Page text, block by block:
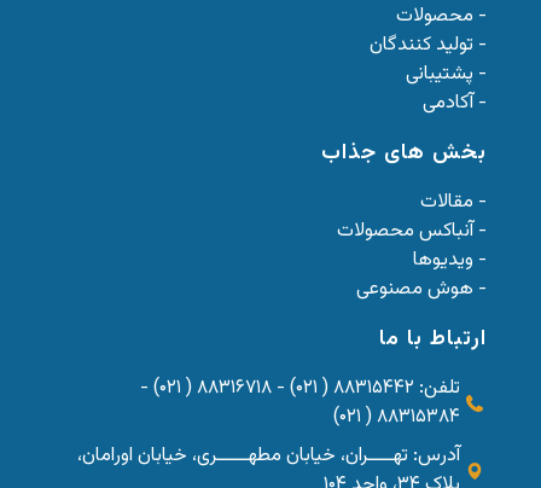
- محصولات
- تولید کنندگان
- پشتیبانی
- آکادمی
بخش های جذاب
- مقالات
- آنباکس محصولات
- ویدیوها
- هوش مصنوعی
ارتباط با ما
تلفن: ۸۸۳۱۵۴۴۲ ( ۰۲۱) - ۸۸۳۱۶۷۱۸ ( ۰۲۱) -
۸۸۳۱۵۳۸۴ ( ۰۲۱)
آدرس: تهــــران، خیابان مطهـــــری، خیابان اورامان،